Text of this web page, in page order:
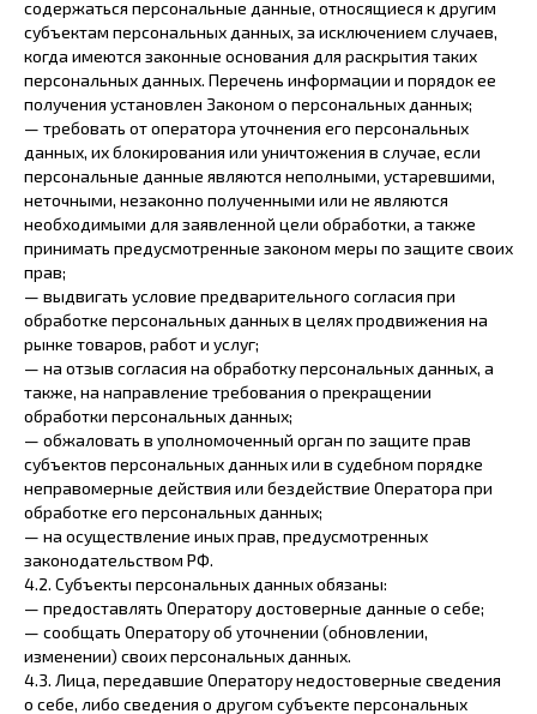
содержаться персональные данные, относящиеся к другим
субъектам персональных данных, за исключением случаев,
когда имеются законные основания для раскрытия таких
персональных данных. Перечень информации и порядок ее
получения установлен Законом о персональных данных;
— требовать от оператора уточнения его персональных
данных, их блокирования или уничтожения в случае, если
персональные данные являются неполными, устаревшими,
неточными, незаконно полученными или не являются
необходимыми для заявленной цели обработки, а также
принимать предусмотренные законом меры по защите своих
прав;
— выдвигать условие предварительного согласия при
обработке персональных данных в целях продвижения на
рынке товаров, работ и услуг;
— на отзыв согласия на обработку персональных данных, а
также, на направление требования о прекращении
обработки персональных данных;
— обжаловать в уполномоченный орган по защите прав
субъектов персональных данных или в судебном порядке
неправомерные действия или бездействие Оператора при
обработке его персональных данных;
— на осуществление иных прав, предусмотренных
законодательством РФ.
4.2. Субъекты персональных данных обязаны:
— предоставлять Оператору достоверные данные о себе;
— сообщать Оператору об уточнении (обновлении,
изменении) своих персональных данных.
4.3. Лица, передавшие Оператору недостоверные сведения
о себе, либо сведения о другом субъекте персональных